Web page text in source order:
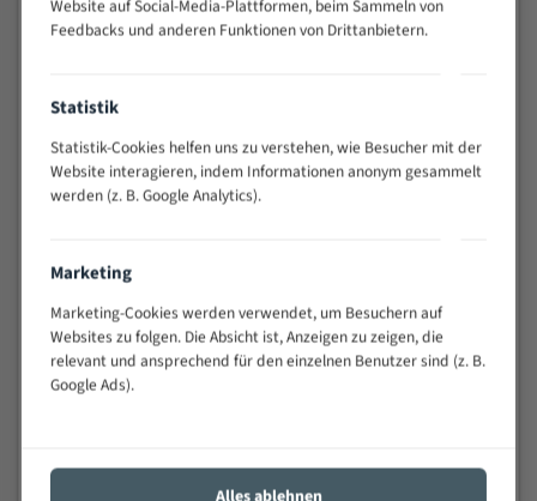
Vielseitiges Bandsägeblatt für verschiedenste
Widerstandsfähig gegen Zahnbruch auch bei
schwierigen Werkstücken (Materialmischung,
wechselnde Verbindungslängen)
Sehr geringe Vibration
Technische Beschreibung:
Positiver Spanwinkel
Bandkörper aus hochlegiertem Federstahl
Legierte HSS-beschichtete Zahnspitzen
Website auf Social-Media-Plattformen, beim Sammeln von
Feedbacks und anderen Funktionen von Drittanbietern.
Statistik
Statistik-Cookies helfen uns zu verstehen, wie Besucher mit der
Website interagieren, indem Informationen anonym gesammelt
werden (z. B. Google Analytics).
Marketing
Marketing-Cookies werden verwendet, um Besuchern auf
Websites zu folgen. Die Absicht ist, Anzeigen zu zeigen, die
relevant und ansprechend für den einzelnen Benutzer sind (z. B.
Google Ads).